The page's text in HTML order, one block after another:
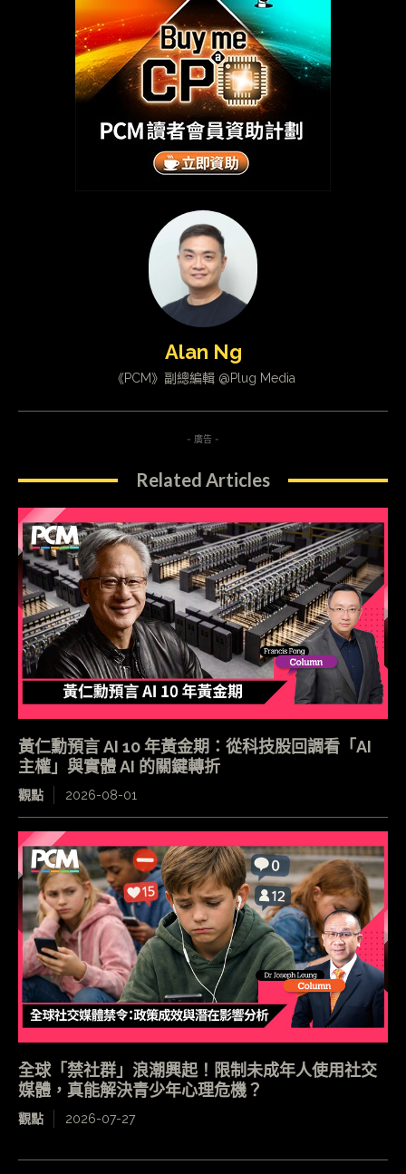
Alan Ng
《PCM》副總編輯 @Plug Media
- 廣告 -
Related Articles
黃仁勳預言 AI 10 年黃金期：從科技股回調看「AI
主權」與實體 AI 的關鍵轉折
觀點 2026-08-01
全球「禁社群」浪潮興起！限制未成年人使用社交
媒體，真能解決青少年心理危機？
觀點 2026-07-27